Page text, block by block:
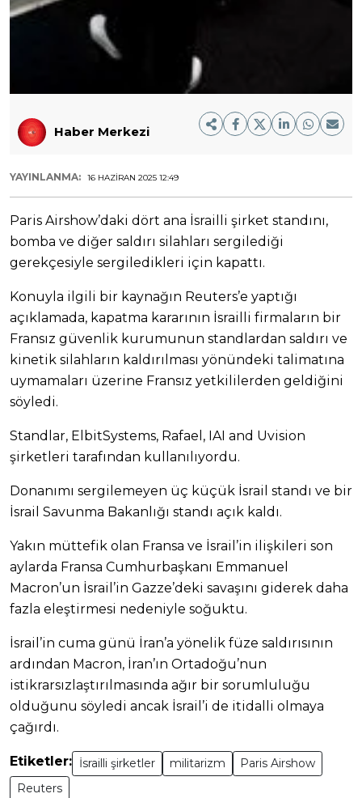
Haber Merkezi
YAYINLANMA: 16 HAZIRAN 2025 12:49
Paris Airshow’daki dört ana İsrailli şirket standını,
bomba ve diğer saldırı silahları sergilediği
gerekçesiyle sergiledikleri için kapattı.
Konuyla ilgili bir kaynağın Reuters’e yaptığı
açıklamada, kapatma kararının İsrailli firmaların bir
Fransız güvenlik kurumunun standlardan saldırı ve
kinetik silahların kaldırılması yönündeki talimatına
uymamaları üzerine Fransız yetkililerden geldiğini
söyledi.
Standlar, ElbitSystems, Rafael, IAI and Uvision
şirketleri tarafından kullanılıyordu.
Donanımı sergilemeyen üç küçük İsrail standı ve bir
İsrail Savunma Bakanlığı standı açık kaldı.
Yakın müttefik olan Fransa ve İsrail’in ilişkileri son
aylarda Fransa Cumhurbaşkanı Emmanuel
Macron’un İsrail’in Gazze’deki savaşını giderek daha
fazla eleştirmesi nedeniyle soğuktu.
İsrail’in cuma günü İran’a yönelik füze saldırısının
ardından Macron, İran’ın Ortadoğu’nun
istikrarsızlaştırılmasında ağır bir sorumluluğu
olduğunu söyledi ancak İsrail’i de itidalli olmaya
çağırdı.
Etiketler: İsrailli şirketler militarizm
Paris Airshow
Reuters